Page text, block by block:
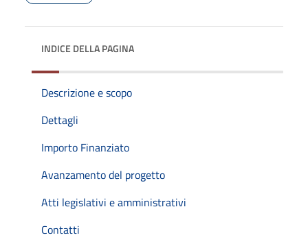
INDICE DELLA PAGINA
Descrizione e scopo
Dettagli
Importo Finanziato
Avanzamento del progetto
Atti legislativi e amministrativi
Contatti